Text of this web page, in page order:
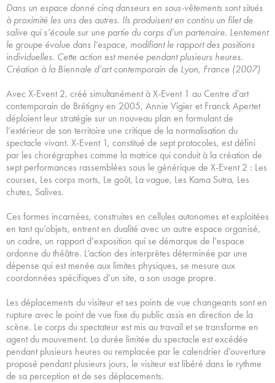
Dans un espace donné cinq danseurs en sous-vêtements sont situés
à proximité les uns des autres. Ils produisent en continu un filet de
salive qui s’écoule sur une partie du corps d’un partenaire. Lentement
le groupe évolue dans l’espace, modifiant le rapport des positions
individuelles. Cette action est menée pendant plusieurs heures.
Création à la Biennale d’art contemporain de Lyon, France (2007)
Avec X-Event 2, créé simultanément à X-Event 1 au Centre d’art
contemporain de Brétigny en 2005, Annie Vigier et Franck Apertet
déploient leur stratégie sur un nouveau plan en formulant de
l’extérieur de son territoire une critique de la normalisation du
spectacle vivant. X-Event 1, constitué de sept protocoles, est défini
par les chorégraphes comme la matrice qui conduit à la création de
sept performances rassemblées sous le générique de X-Event 2 : Les
courses, Les corps morts, Le goût, La vague, Les Kama Sutra, Les
chutes, Salives.
Ces formes incarnées, construites en cellules autonomes et exploitées
en tant qu’objets, entrent en dualité avec un autre espace organisé,
un cadre, un rapport d’exposition qui se démarque de l’espace
ordonne du théâtre. L’action des interprètes déterminée par une
dépense qui est menée aux limites physiques, se mesure aux
coordonnées spécifiques d’un site, a son usage propre.
Les déplacements du visiteur et ses points de vue changeants sont en
rupture avec le point de vue fixe du public assis en direction de la
scène. Le corps du spectateur est mis au travail et se transforme en
agent du mouvement. La durée limitée du spectacle est excédée
pendant plusieurs heures ou remplacée par le calendrier d’ouverture
proposé pendant plusieurs jours, le visiteur est libéré dans le rythme
de sa perception et de ses déplacements.